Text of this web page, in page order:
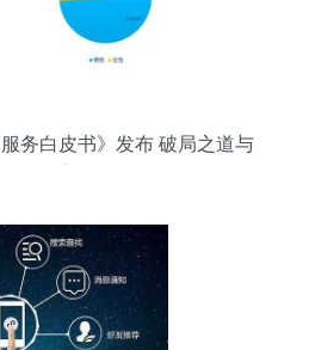
务白皮书》发布 破局之道与